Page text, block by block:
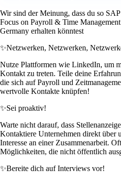
Wir sind der Meinung, dass du so
Focus on Payroll & Time
Germany erhalten könntest
✨Netzwerken, Netzwerken,
Nutze Plattformen wie LinkedIn, um
Kontakt zu treten. Teile deine
die sich auf Payroll und
wertvolle Kontakte knüpfen!
✨Sei proaktiv!
Warte nicht darauf, dass
Kontaktiere Unternehmen direkt über
Interesse an einer Zusammenarbeit.
Möglichkeiten, die nicht öffentlich
✨Bereite dich auf Interviews vor!